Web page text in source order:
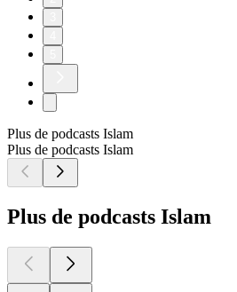
Plus de podcasts Islam
Plus de podcasts Islam
Plus de podcasts Islam